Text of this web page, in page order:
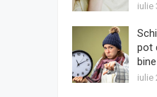
iulie
pot
iulie